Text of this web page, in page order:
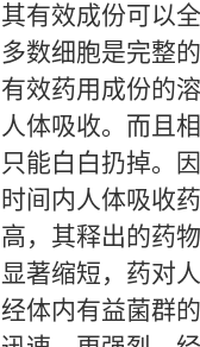
其有效成份可以
多数细胞是完整
有效药用成份的
人体吸收。而且
只能白白扔掉。
时间内人体吸收
高，其释出的药
显著缩短，药对
经体内有益菌群